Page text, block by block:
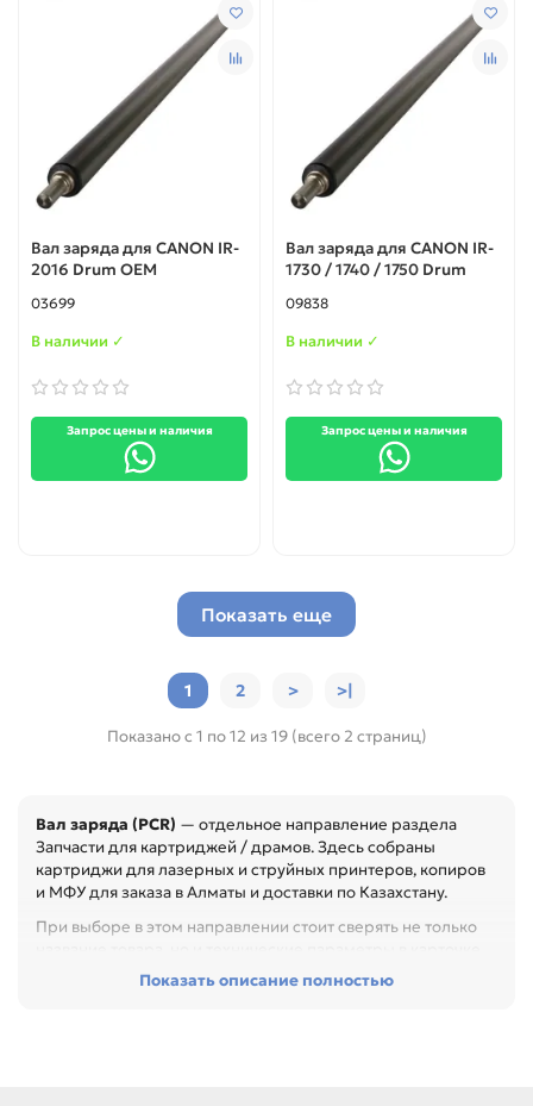
Вал заряда для CANON IR-
2016 Drum ОЕМ
03699
В наличии ✓
Запрос цены и наличия
Вал заряда для CANON IR-
1730 / 1740 / 1750 Drum
09838
В наличии ✓
Запрос цены и наличия
Показать еще
1 2 > >|
Показано с 1 по 12 из 19 (всего 2 страниц)
Вал заряда (PCR) — отдельное направление раздела
Запчасти для картриджей / драмов. Здесь собраны
картриджи для лазерных и струйных принтеров, копиров
и МФУ для заказа в Алматы и доставки по Казахстану.
При выборе в этом направлении стоит сверять не только
Перед покупкой проверьте модель устройства, код
Показать описание полностью